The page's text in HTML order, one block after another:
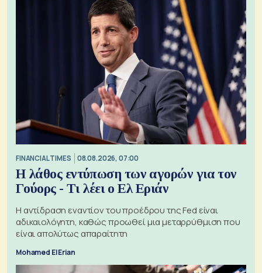
FINANCIAL TIMES 08.08.2026, 07:00
Η λάθος εντύπωση των αγορών για τον
Γούορς - Τι λέει ο Ελ Εριάν
Η αντίδραση εναντίον του προέδρου της Fed είναι
αδικαιολόγητη, καθώς προωθεί μια μεταρρύθμιση που
είναι απολύτως απαραίτητη
Mohamed El Erian